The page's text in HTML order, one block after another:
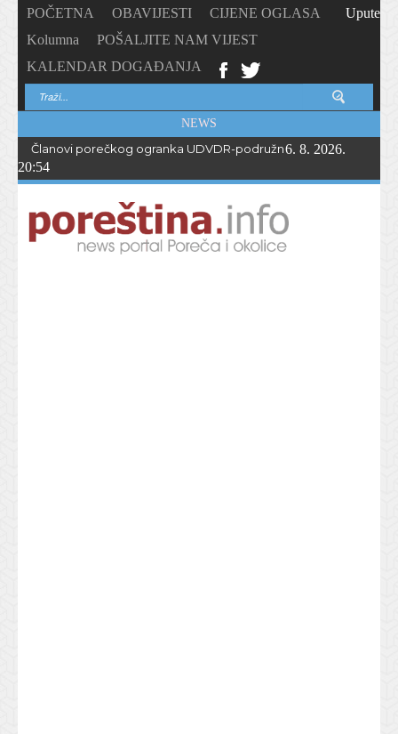
POČETNA OBAVIJESTI
CIJENE OGLASA
Kolumna
POŠALJITE NAM VIJEST
KALENDAR DOGAĐANJA
Upute
NEWS
Članovi porečkog ogranka UDVDR-podružnice Istarske
6. 8. 2026.
20:54